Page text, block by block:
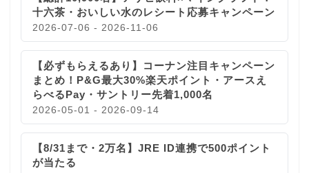
十六茶・おいしい水のレシート応募キャンペーン
2026-07-06 - 2026-11-06
【必ずもらえるあり】コーナン注目キャンペーン
まとめ！P&G最大30%楽天ポイント・アースえ
らべるPay・サントリー先着1,000名
2026-05-01 - 2026-09-14
【8/31まで・2万名】JRE ID連携で500ポイント
が当たる